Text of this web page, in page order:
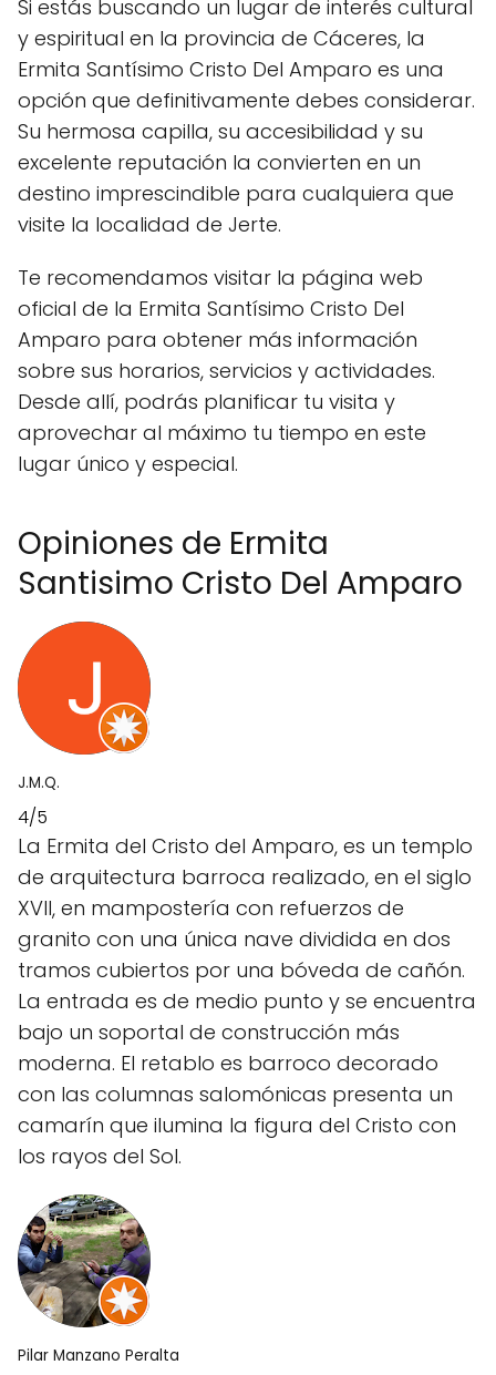
Si estás buscando un lugar de interés cultural
y espiritual en la provincia de Cáceres, la
Ermita Santísimo Cristo Del Amparo es una
opción que definitivamente debes considerar.
Su hermosa capilla, su accesibilidad y su
excelente reputación la convierten en un
destino imprescindible para cualquiera que
visite la localidad de Jerte.
Te recomendamos visitar la página web
oficial de la Ermita Santísimo Cristo Del
Amparo para obtener más información
sobre sus horarios, servicios y actividades.
Desde allí, podrás planificar tu visita y
aprovechar al máximo tu tiempo en este
lugar único y especial.
Opiniones de Ermita
Santisimo Cristo Del Amparo
J.M.Q.
4/5
La Ermita del Cristo del Amparo, es un templo
de arquitectura barroca realizado, en el siglo
XVII, en mampostería con refuerzos de
granito con una única nave dividida en dos
tramos cubiertos por una bóveda de cañón.
La entrada es de medio punto y se encuentra
bajo un soportal de construcción más
moderna. El retablo es barroco decorado
con las columnas salomónicas presenta un
camarín que ilumina la figura del Cristo con
los rayos del Sol.
Pilar Manzano Peralta